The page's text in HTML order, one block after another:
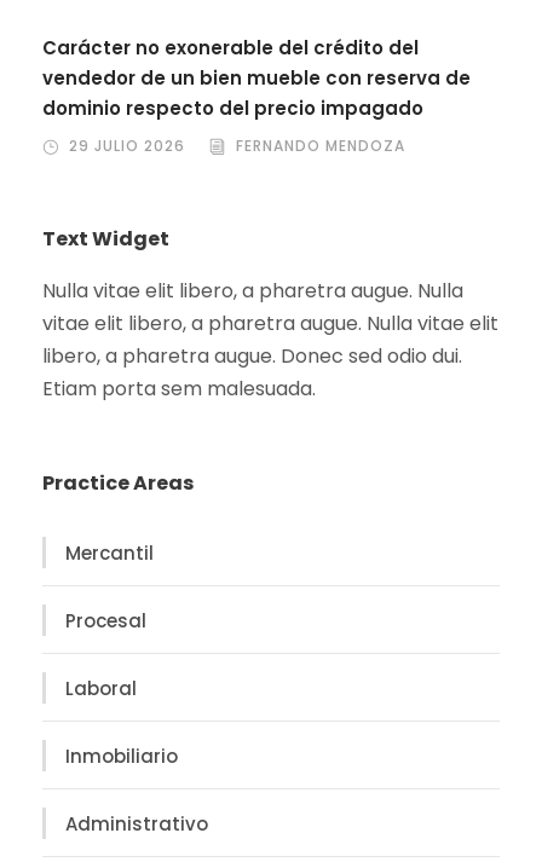
Carácter no exonerable del crédito del
vendedor de un bien mueble con reserva de
dominio respecto del precio impagado
29 JULIO 2026 FERNANDO MENDOZA
Text Widget
Nulla vitae elit libero, a pharetra augue. Nulla
vitae elit libero, a pharetra augue. Nulla vitae elit
libero, a pharetra augue. Donec sed odio dui.
Etiam porta sem malesuada.
Practice Areas
Mercantil
Procesal
Laboral
Inmobiliario
Administrativo